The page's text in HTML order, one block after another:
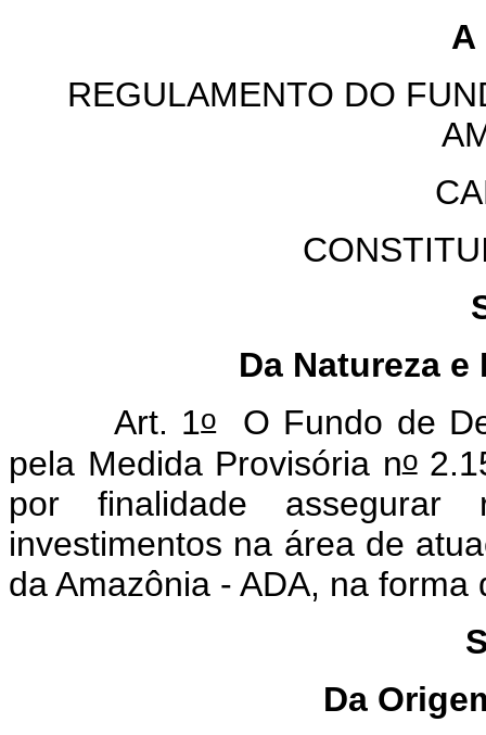
A
REGULAMENTO DO
Da Natureza
Art. 1o
O Fundo de
pela Medida Provisória no
por finalidade
investimentos na área de
da Amazônia - ADA, na
Da